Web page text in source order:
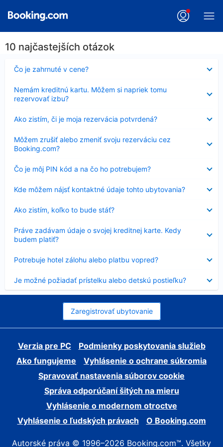
10 najčastejších otázok
Čo je zahrnuté v cene?
Nezobrazuje
sa
Nemám kreditnú kartu. Môžem si napriek tomu
rezervovať izbu?
sa
Ako zistím, či je moja rezervácia potvrdená?
sa
Môžem zrušiť alebo zmeniť svoju rezerváciu cez
Booking.com?
sa
Čo je môj PIN kód a na čo ho potrebujem?
Nezobrazuje
sa
Kde môžem nájsť kontaktné údaje tohto ubytovania?
sa
Ako zistím, koľko to bude stáť?
sa
Práve zadávam údaje o svojej kreditnej karte. Kedy
budem platiť?
sa
Potrebuje hotel zálohu alebo platbu vopred?
sa
Je možné požiadať prístelku alebo detskú postieľku?
sa
Zaregistrovať ubytovanie
Verzia pre PC
Podmienky poskytovania služieb
Ako fungujeme
Vyhlásenie o ochrane súkromia
Spravovať nastavenia súborov cookie
Správa odporúčaní šitých na mieru
Vyhlásenie o modernom otroctve
Vyhlásenie o ľudských právach
O Booking.com
Autorské práva © 1996–2026 Booking.com™. Všetky